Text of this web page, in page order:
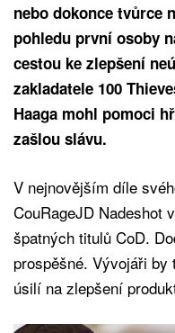
nebo dokonce tvůrce
pohledu první osoby
cestou ke zlepšení
zakladatele 100
Haaga mohl pomoci
zašlou slávu.
V nejnovějším díle
CouRageJD Nadeshot
špatných titulů CoD.
prospěšné. Vývojáři
úsilí na zlepšení